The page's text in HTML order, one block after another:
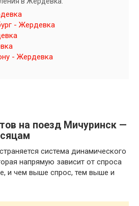
- Жердевка
- Жердевка
на поезд Мичуринск —
система динамического
напрямую зависит от спроса
и чем выше спрос, тем выше и